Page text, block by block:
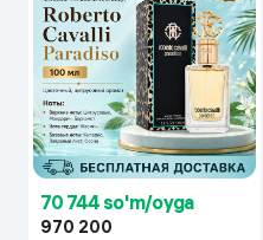
70 744 so'm/oyga
970 200